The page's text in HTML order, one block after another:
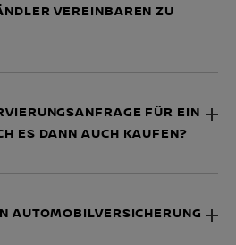
VEREINBAREN ZU
FÜR EIN
ES DANN AUCH KAUFEN?
AUTOMOBILVERSICHERUNG